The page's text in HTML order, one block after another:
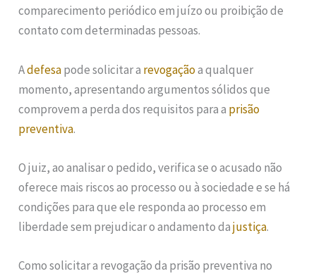
comparecimento periódico em juízo ou proibição de
contato com determinadas pessoas.
Adefesapode solicitar a revogaçãoa qualquer
momento, apresentando argumentos sólidos que
comprovem a perda dos requisitos para a prisão
preventiva.
O juiz, ao analisar o pedido, verifica se o acusado não
oferece mais riscos ao processo ou à sociedade e se há
condições para que ele responda ao processo em
liberdade sem prejudicar o andamento dajustiça.
Como solicitar a revogação da prisão preventiva no